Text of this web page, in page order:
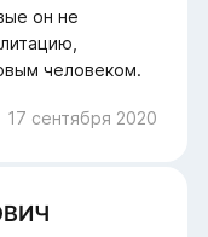
он не
человеком.
17 сентября 2020